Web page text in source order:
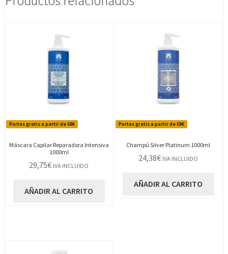
Portes gratis a partir de 69€
Máscara Capilar Reparadora Intensiva
1000ml
29,75€ IVA INCLUIDO
AÑADIR AL CARRITO
Portes gratis a partir de 69€
Champú Silver Platinum 1000ml
24,38€ IVA INCLUIDO
AÑADIR AL CARRITO